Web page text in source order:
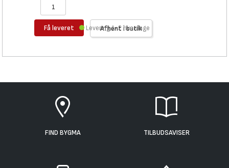
Få leveret Afhent i butik
Levering 1-2 hverdage
FIND BYGMA TILBUDSAVISER